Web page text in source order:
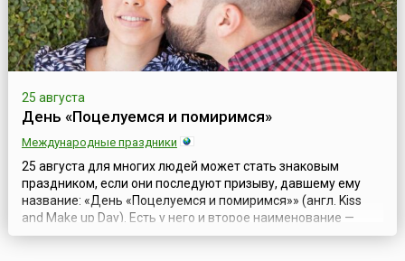
25 августа
День «Поцелуемся и помиримся»
Международные праздники
25 августа для многих людей может стать знаковым
праздником, если они последуют призыву, давшему ему
название: «День «Поцелуемся и помиримся»» (англ. Kiss
and Make up Day). Есть у него и второе наименование —
День примирительного поцелуя.Поцелуй — один из